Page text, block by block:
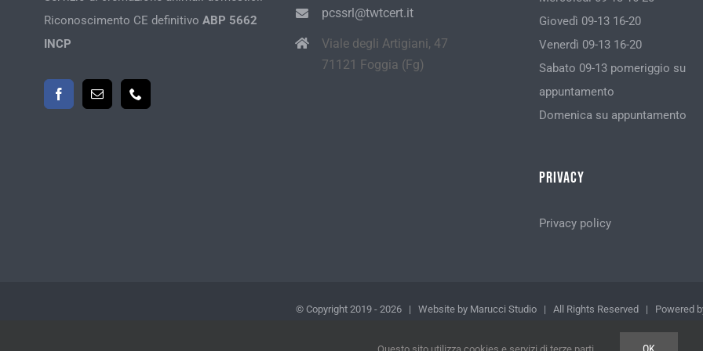
Riconoscimento CE definitivo ABP 5662
INCP
pcssrl@twtcert.it
Viale degli Artigiani, 47
71121 Foggia (Fg)
Giovedì 09-13 16-20
Venerdì 09-13 16-20
Sabato 09-13 pomeriggio su
appuntamento
Domenica su appuntamento
Privacy
Privacy policy
© Copyright 2019 - 2026 | Website by Marucci Studio | All Rights Reserved | Powered
Facebook
Questo sito utilizza cookies e servizi di terze parti.